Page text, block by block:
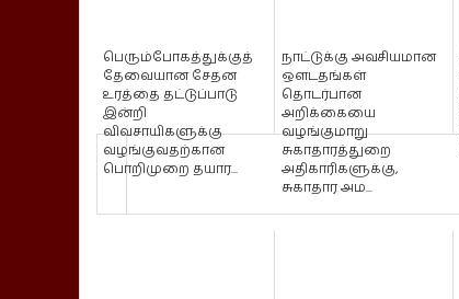
பெரும்போகத்துக்குத்
தேவையான சேதன
உரத்தை தட்டுப்பாடு
இன்றி
விவசாயிகளுக்கு
வழங்குவதற்கான
பொறிமுறை தயார...
நாட்டுக்கு அவசியமான
ஒளடதங்கள்
தொடர்பான
அறிக்கையை
வழங்குமாறு
சுகாதாரத்துறை
அதிகாரிகளுக்கு,
சுகாதார அம...